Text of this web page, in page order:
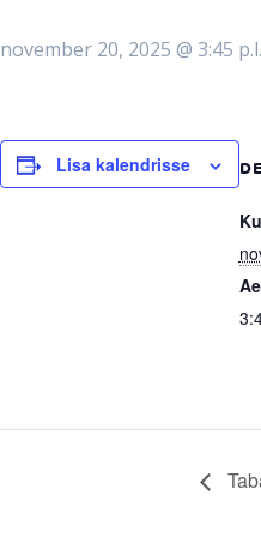
november 20, 2025 @ 3:45 p.l.
Lisa kalendrisse